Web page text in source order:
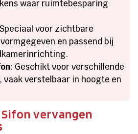
waar ruimtebesparing
voor zichtbare
en passend bij
: Geschikt voor verschillende
verstelbaar in hoogte en
vervangen